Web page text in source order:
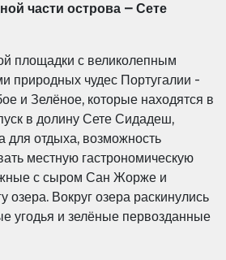
части острова – Сете
площадки с великолепным
природных чудес Португалии -
и Зелёное, которые находятся в
в долину Сете Сидадеш,
для отдыха, возможность
местную гастрономическую
с сыром Сан Жорже и
озера. Вокруг озера раскинулись
угодья и зелёные первозданные